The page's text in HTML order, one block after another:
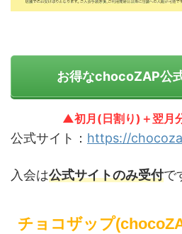
お得なchocoZAP公
▲初月(日割り)＋翌月
公式サイト： https://
入会は公式サイトのみ受付で
チョコザップ